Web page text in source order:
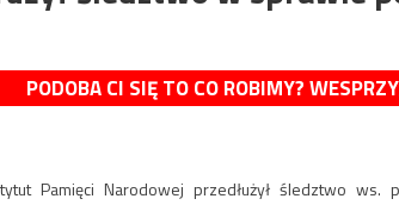
PODOBA CI SIĘ TO CO ROBIMY?
Pamięci Narodowej przedłużył śledztwo